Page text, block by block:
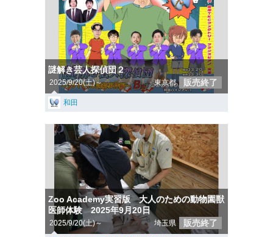
謎解き芸人探偵団２
2025/9/20(土)～ 東京都 販売終了
和田
Zoo Academy実習版 大人のための動物園獣
医師体験 2025年9月20日
2025/9/20(土)～ 埼玉県 販売終了